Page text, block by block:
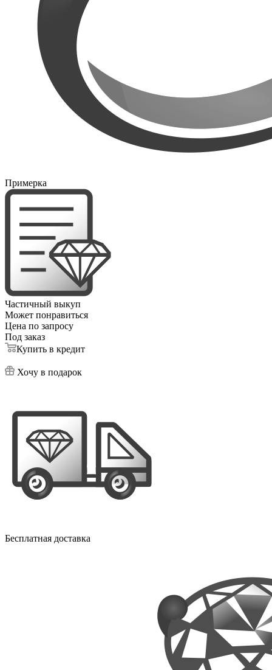
Примерка
Частичный выкуп
Может понравиться
Цена по запросу
Под заказ
Купить в кредит
Хочу в подарок
Бесплатная доставка